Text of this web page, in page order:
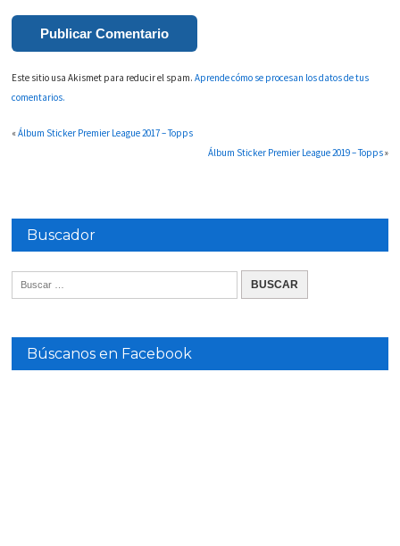
Este sitio usa Akismet para reducir el spam.Aprende cómo se procesan los datos de tus
comentarios.
«Álbum Sticker Premier League 2017 – Topps
Álbum Sticker Premier League 2019 – Topps»
Buscador
Búscanos en Facebook